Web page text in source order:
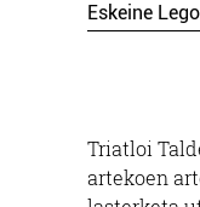
Eskeine
Triatloi
artekoen